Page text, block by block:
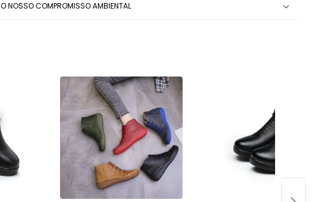
O NOSSO COMPROMISSO AMBIENTAL